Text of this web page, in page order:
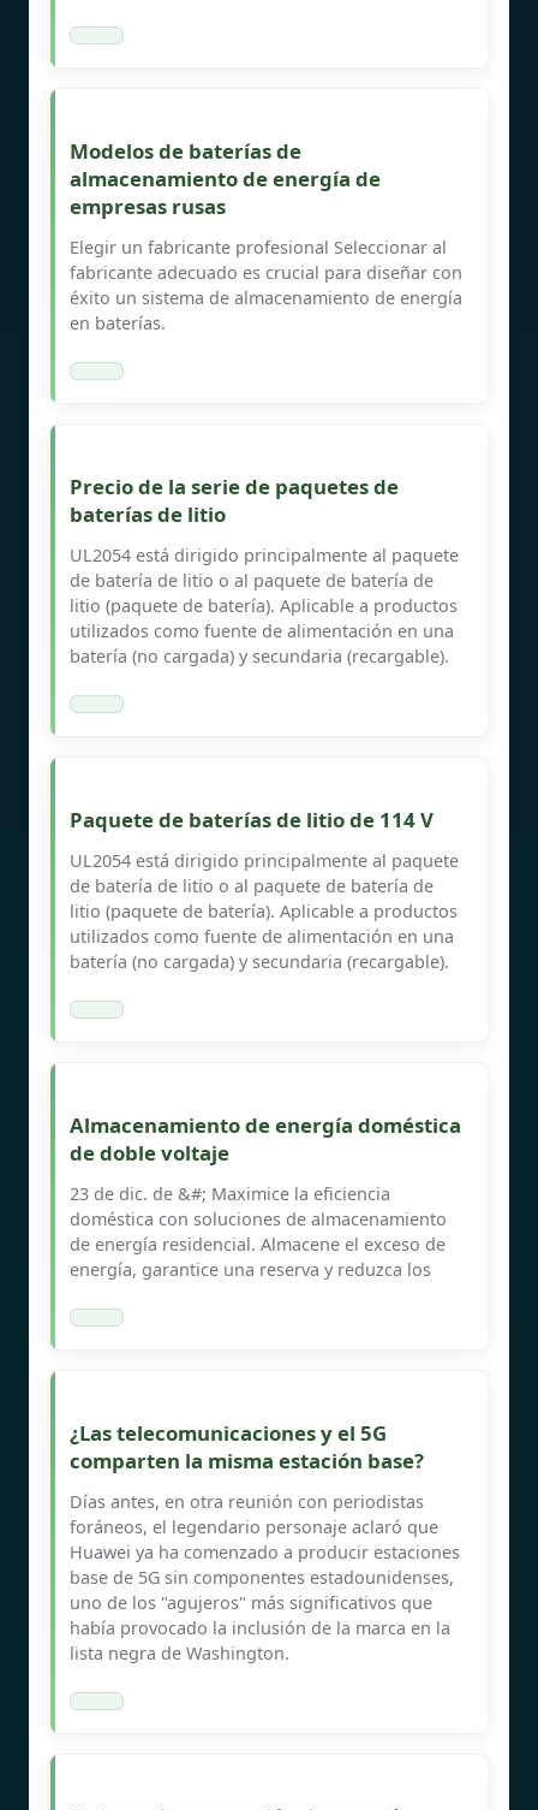
Modelos de baterías de
almacenamiento de energía de
empresas rusas
Elegir un fabricante profesional Seleccionar al
fabricante adecuado es crucial para diseñar con
éxito un sistema de almacenamiento de energía
en baterías.
Precio de la serie de paquetes de
baterías de litio
UL2054 está dirigido principalmente al paquete
de batería de litio o al paquete de batería de
litio (paquete de batería). Aplicable a productos
utilizados como fuente de alimentación en una
batería (no cargada) y secundaria (recargable).
Paquete de baterías de litio de 114 V
UL2054 está dirigido principalmente al paquete
de batería de litio o al paquete de batería de
litio (paquete de batería). Aplicable a productos
utilizados como fuente de alimentación en una
batería (no cargada) y secundaria (recargable).
Almacenamiento de energía doméstica
de doble voltaje
23 de dic. de &#; Maximice la eficiencia
doméstica con soluciones de almacenamiento
de energía residencial. Almacene el exceso de
energía, garantice una reserva y reduzca los
¿Las telecomunicaciones y el 5G
comparten la misma estación base?
Días antes, en otra reunión con periodistas
foráneos, el legendario personaje aclaró que
Huawei ya ha comenzado a producir estaciones
base de 5G sin componentes estadounidenses,
uno de los "agujeros" más significativos que
había provocado la inclusión de la marca en la
lista negra de Washington.